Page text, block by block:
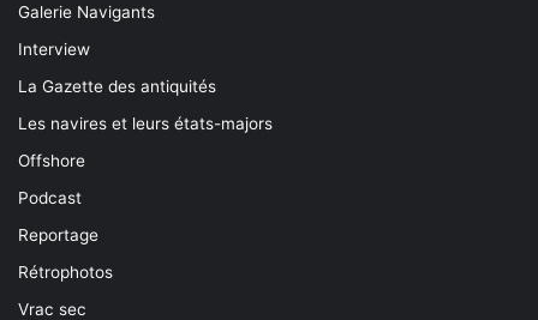
Galerie Navigants
Interview
La Gazette des antiquités
Les navires et leurs états-majors
Offshore
Podcast
Reportage
Rétrophotos
Vrac sec